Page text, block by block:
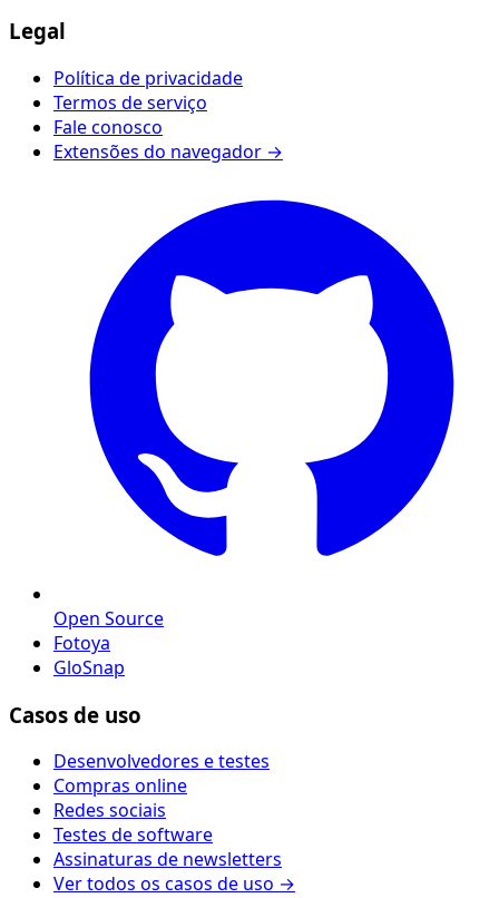
Legal
Política de privacidade
Termos de serviço
Fale conosco
Extensões do navegador →
Open Source
Fotoya
GloSnap
Casos de uso
Desenvolvedores e testes
Compras online
Redes sociais
Testes de software
Assinaturas de newsletters
Ver todos os casos de uso →